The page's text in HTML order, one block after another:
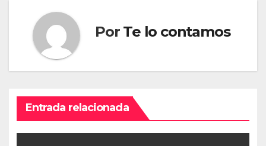
Por Te lo contamos
Entrada relacionada